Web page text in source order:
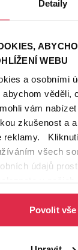
Detaily
WEBU
a osobními
věděli,
vám
zkušenost a
reklamy.
všech
údajů
.
Povolit vše
(12)
4.8